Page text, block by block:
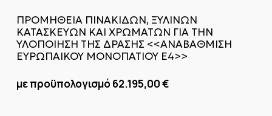
ΠΡΟΜΗΘΕΙΑ ΠΙΝΑΚΙΔΩΝ, ΞΥΛΙΝΩΝ
ΚΑΤΑΣΚΕΥΩΝ ΚΑΙ ΧΡΩΜΑΤΩΝ ΓΙΑ ΤΗΝ
ΥΛΟΠΟΙΗΣΗ ΤΗΣ ΔΡΑΣΗΣ <<ΑΝΑΒΑΘΜΙΣΗ
ΕΥΡΩΠΑΙΚΟΥ ΜΟΝΟΠΑΤΙΟΥ Ε4>>
με προϋπολογισμό 62.195,00 €